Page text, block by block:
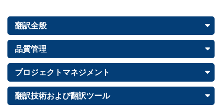
翻訳全般
品質管理
プロジェクトマネジメント
翻訳技術および翻訳ツール